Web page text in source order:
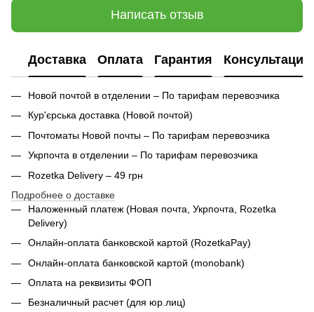
Написать отзыв
Доставка Оплата Гарантия Консультация
Новой почтой в отделении – По тарифам перевозчика
Кур'єрська доставка (Новой почтой)
Почтоматы Новой почты – По тарифам перевозчика
Укрпочта в отделении – По тарифам перевозчика
Rozetka Delivery – 49 грн
Подробнее о доставке
Наложенный платеж (Новая почта, Укрпочта, Rozetka
Delivery)
Онлайн-оплата банковской картой (RozetkaPay)
Онлайн-оплата банковской картой (monobank)
Оплата на реквизиты ФОП
Безналичный расчет (для юр.лиц)